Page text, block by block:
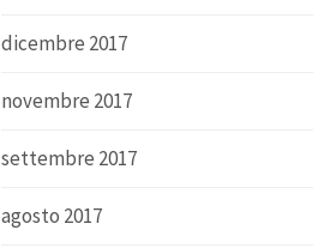
dicembre 2017
novembre 2017
settembre 2017
agosto 2017